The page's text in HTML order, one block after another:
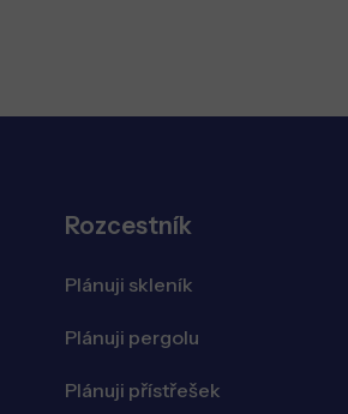
Rozcestník
Plánuji skleník
Plánuji pergolu
Plánuji přístřešek